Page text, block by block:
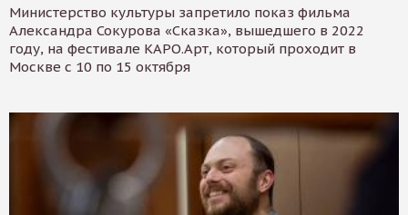
Министерство культуры запретило показ фильма
Александра Сокурова «Сказка», вышедшего в 2022
году, на фестивале КАРО.Арт, который проходит в
Москве с 10 по 15 октября